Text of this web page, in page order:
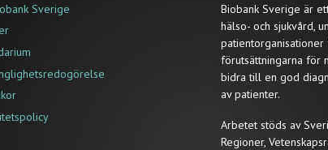
Sverige
Biobank Sverige är
hälso- och sjukvård,
patientorganisationer
förutsättningarna för
bidra till en god
av patienter.
Arbetet stöds av
Regioner,